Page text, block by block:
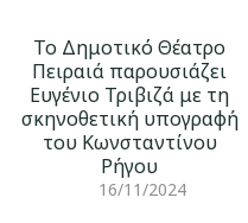
Το Δημοτικό Θέατρο
Πειραιά παρουσιάζει
Ευγένιο Τριβιζά με τη
σκηνοθετική υπογραφή
του Κωνσταντίνου
Ρήγου
16/11/2024